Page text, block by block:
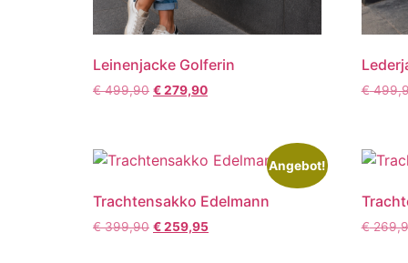
Leinenjacke Golferin
€499,90 €279,90 €
Angebot!
Trachtensakko Edelmann
€399,90 €259,95 €